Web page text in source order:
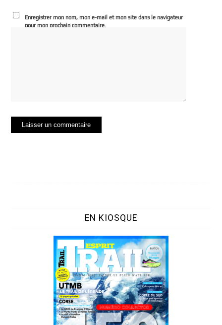
Enregistrer mon nom, mon e-mail et mon site dans le navigateur
pour mon prochain commentaire.
EN KIOSQUE